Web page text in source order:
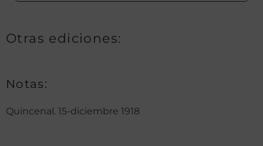
Otras ediciones:
Notas:
Quincenal. 15-diciembre 1918